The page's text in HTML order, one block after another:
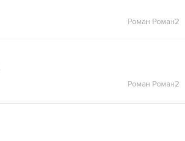
Роман Роман2
Роман Роман2